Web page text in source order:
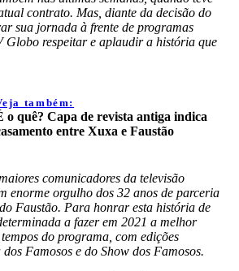
contrato. Mas, diante da decisão do
sua jornada à frente de programas
Globo respeitar e aplaudir a história que
também:
o quê? Capa de revista antiga indica
entre Xuxa e Faustão
comunicadores da televisão
enorme orgulho dos 32 anos de parceria
Faustão. Para honrar esta história de
a fazer em 2021 a melhor
do programa, com edições
Famosos e do Show dos Famosos.